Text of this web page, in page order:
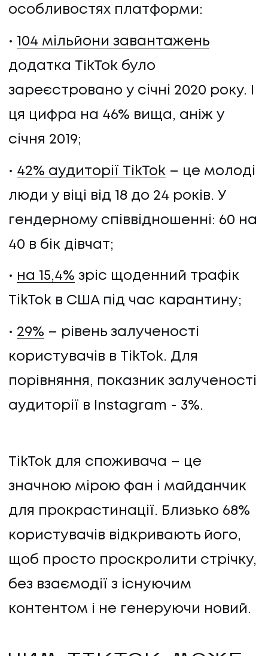
особливостях платформи:
104 мільйони завантажень
додатка TikTok було
зареєстровано у січні 2020 року. І
ця цифра на 46% вища, аніж у
січня 2019;
42% аудиторії TikTok – це молоді
люди у віці від 18 до 24 років. У
гендерному співвідношенні: 60 на
40 в бік дівчат;
на 15,4% зріс щоденний трафік
TikTok в США під час карантину;
29% – рівень залученості
користувачів в TikTok. Для
порівняння, показник залученості
аудиторії в Instagram - 3%.
TikTok для споживача – це
значною мірою фан і майданчик
для прокрастинації. Близько 68%
користувачів відкривають його,
щоб просто проскролити стрічку,
без взаємодії з існуючим
контентом і не генеруючи новий.
ПОСЛУГИ
ПОСЛУГИ
КЕЙСИ
КЕЙСИ
ПРО НАС